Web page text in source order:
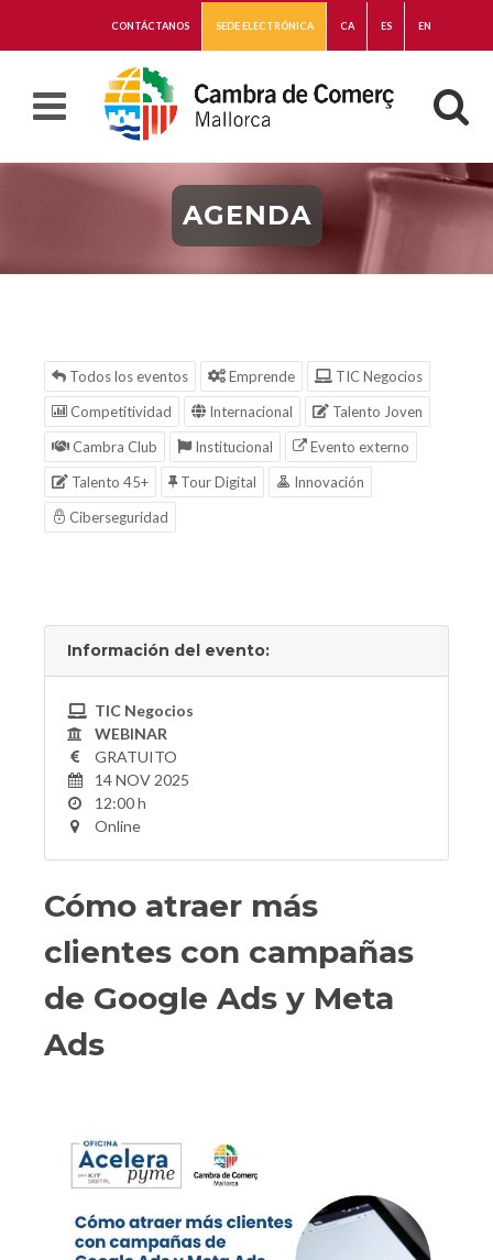
CONTÁCTANOS SEDE ELECTRÓNICA CA ES EN
AGENDA
Todos los eventos Emprende
TIC Negocios
Competitividad
Internacional
Talento Joven
Cambra Club
Institucional
Evento externo
Talento 45+
Tour Digital
Innovación
Ciberseguridad
Información del evento:
TIC Negocios
WEBINAR
GRATUITO
14 NOV 2025
12:00 h
Online
Cómo atraer más
clientes con campañas
de Google Ads y Meta
Ads